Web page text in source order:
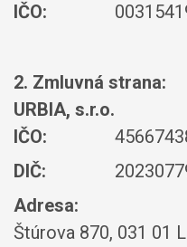
IČO:
2. Zmluvná strana:
URBIA, s.r.o.
IČO:
DIČ:
Adresa:
Štúrova 870, 031 01